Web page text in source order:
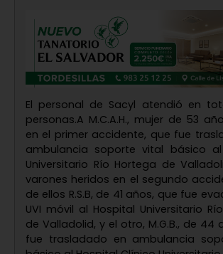
El personal de Sacyl atendió en
personas.A M.C.A.H., mujer de 53
en el primer accidente, que fue
ambulancia soporte vital básico al
Universitario Río Hortega de
varones heridos en el segundo
de ellos R.S.B, de 41 años, que fue
UVI móvil al Hospital Universitario
de Valladolid, y el otro, M.G.B., de 44
fue trasladado en ambulancia